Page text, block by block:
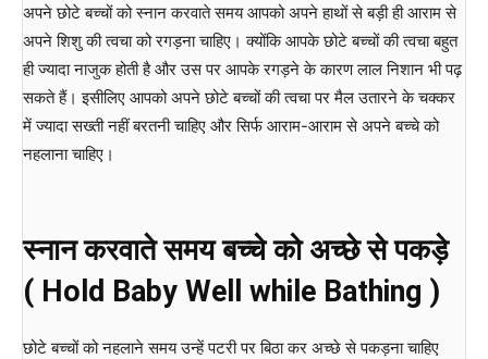
अपने छोटे बच्चों को स्नान करवाते समय आपको अपने हाथों से बड़ी ही आराम से
अपने शिशु की त्वचा को रगड़ना चाहिए। क्योंकि आपके छोटे बच्चों की त्वचा बहुत
ही ज्यादा नाजुक होती है और उस पर आपके रगड़ने के कारण लाल निशान भी पढ़
सकते हैं। इसीलिए आपको अपने छोटे बच्चों की त्वचा पर मैल उतारने के चक्कर
में ज्यादा सख्ती नहीं बरतनी चाहिए और सिर्फ आराम-आराम से अपने बच्चे को
नहलाना चाहिए।
स्नान करवाते समय बच्चे को अच्छे से पकड़े
( Hold Baby Well while Bathing )
छोटे बच्चों को नहलाने समय उन्हें पटरी पर बिठा कर अच्छे से पकड़ना चाहिए